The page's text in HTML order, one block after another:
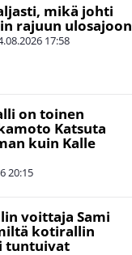
mikä johti
rajuun ulosajoon
17:58
on toinen
Katsuta
kuin Kalle
20:15
voittaja Sami
kotirallin
tuntuivat